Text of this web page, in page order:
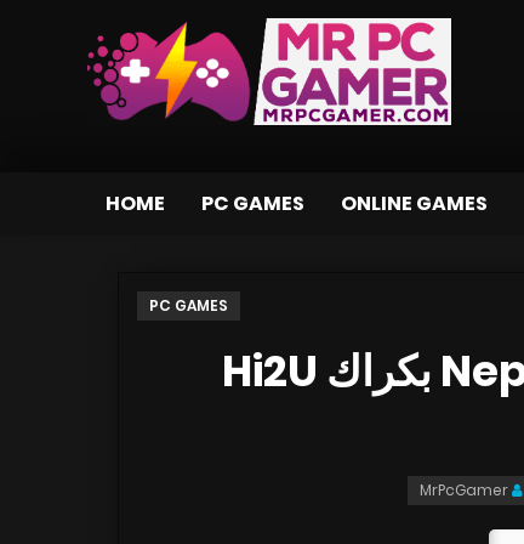
HOME PC GAMES ONLINE GAMES
PC GAMES
تحميل لعبىة Neptune Arena FPS بكراك Hi2U
MrPcGamer